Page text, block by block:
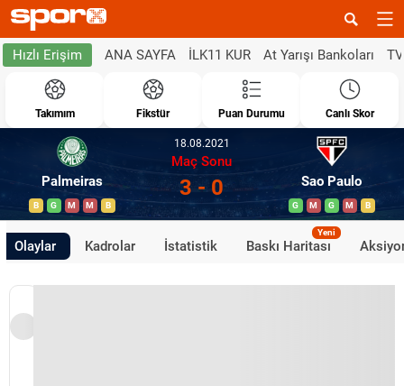
Hızlı Erişim ANA SAYFA İLK11 KUR At Yarışı Bankoları
Takımım Fikstür Puan Durumu Canlı Skor
Palmeiras
B G M M B
18.08.2021
Maç Sonu
3 - 0 Sao Paulo
G M G M B
Olaylar Kadrolar İstatistik Baskı Haritası
Yeni